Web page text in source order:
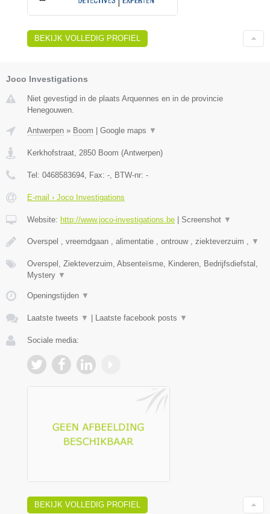
BEKIJK VOLLEDIG PROFIEL
Joco Investigations
Niet gevestigd in de plaats Arquennes en in de provincie
Henegouwen.
Antwerpen » Boom Google maps ▼
Kerkhofstraat, 2850 Boom (Antwerpen)
Tel: 0468583694, Fax: -, BTW-nr: -
E-mail › Joco Investigations
Website: http://www.joco-investigations.be Screenshot ▼
Overspel , vreemdgaan , alimentatie , ontrouw , ziekteverzuim , ▼
Overspel, Ziekteverzuim, Absenteïsme, Kinderen, Bedrijfsdiefstal,
Mystery ▼
Openingstijden ▼
Laatste tweets ▼ Laatste facebook posts ▼
Sociale media:
BEKIJK VOLLEDIG PROFIEL